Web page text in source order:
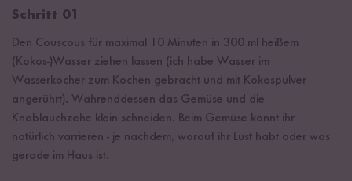
Schritt 01
Den Couscous für maximal 10 Minuten in 300 ml heißem
(Kokos-)Wasser ziehen lassen (ich habe Wasser im
Wasserkocher zum Kochen gebracht und mit Kokospulver
angerührt). Währenddessen das Gemüse und die
Knoblauchzehe klein schneiden. Beim Gemüse könnt ihr
natürlich varrieren - je nachdem, worauf ihr Lust habt oder was
gerade im Haus ist.